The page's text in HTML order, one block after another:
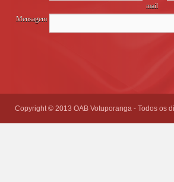
mail
Mensagem
Copyright © 2013 OAB Votuporanga - Todos os